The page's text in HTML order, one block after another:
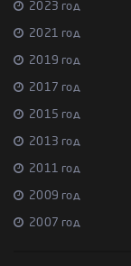
2023 год
2021 год
2019 год
2017 год
2015 год
2013 год
2011 год
2009 год
2007 год